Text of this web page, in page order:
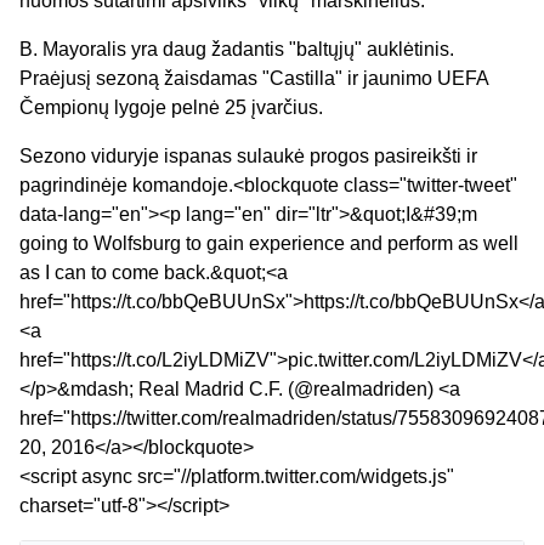
B. Mayoralis yra daug žadantis "baltųjų" auklėtinis.
Praėjusį sezoną žaisdamas "Castilla" ir jaunimo UEFA
Čempionų lygoje pelnė 25 įvarčius.
Sezono viduryje ispanas sulaukė progos pasireikšti ir
pagrindinėje komandoje.<blockquote class="twitter-tweet"
data-lang="en"><p lang="en" dir="ltr">&quot;I&#39;m
going to Wolfsburg to gain experience and perform as well
as I can to come back.&quot;<a
href="https://t.co/bbQeBUUnSx">https://t.co/bbQeBUUnSx</
<a
href="https://t.co/L2iyLDMiZV">pic.twitter.com/L2iyLDMiZV</
</p>&mdash; Real Madrid C.F. (@realmadriden) <a
href="https://twitter.com/realmadriden/status/
20, 2016</a></blockquote>
<script async src="//platform.twitter.com/widgets.js"
charset="utf-8"></script>